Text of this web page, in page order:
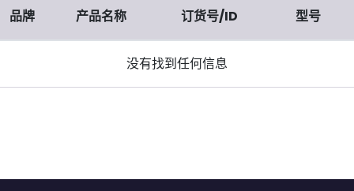
品牌 产品名称 订货号/ID 型号
没有找到任何信息